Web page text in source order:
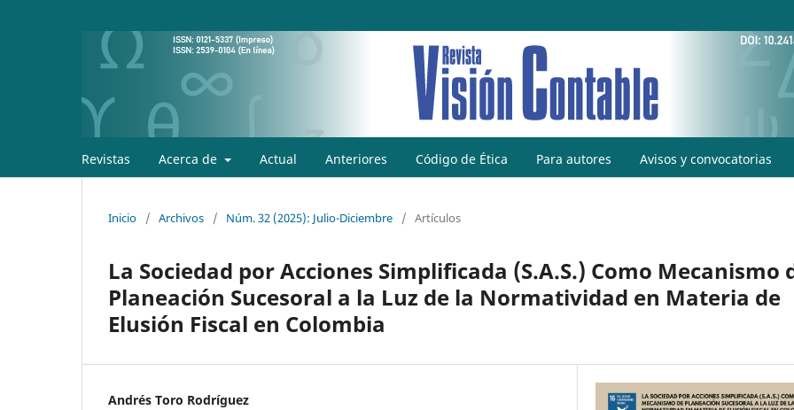
Revistas Acerca de Actual Anteriores Código de Ética Para autores Avisos y convocatorias
Inicio / Archivos / Núm. 32 (2025): Julio-Diciembre / Artículos
La Sociedad por Acciones Simplificada (S.A.S.) Como Mecanismo
Planeación Sucesoral a la Luz de la Normatividad en Materia de
Elusión Fiscal en Colombia
Andrés Toro Rodríguez